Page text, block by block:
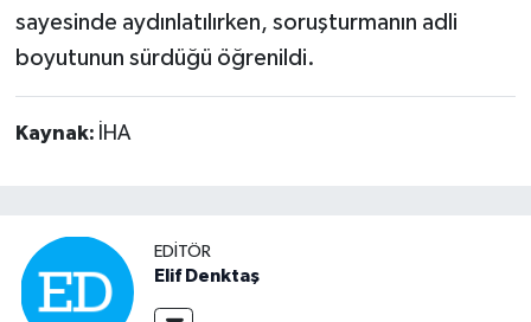
sayesinde aydınlatılırken, soruşturmanın adli
boyutunun sürdüğü öğrenildi.
Kaynak: İHA
EDITÖR
Elif Denktaş